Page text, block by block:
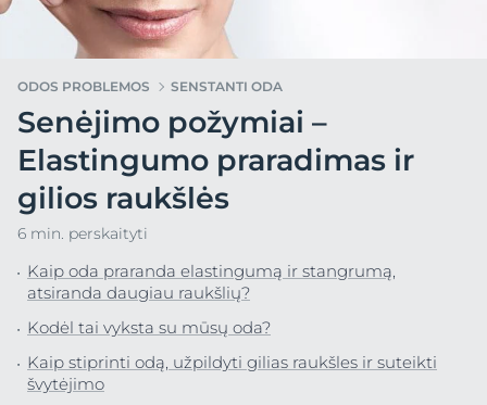
ODOS PROBLEMOS SENSTANTI ODA
Senėjimo požymiai –
Elastingumo praradimas ir
gilios raukšlės
6 min. perskaityti
Kaip oda praranda elastingumą ir stangrumą,
atsiranda daugiau raukšlių?
Kodėl tai vyksta su mūsų oda?
Kaip stiprinti odą, užpildyti gilias raukšles ir suteikti
švytėjimo